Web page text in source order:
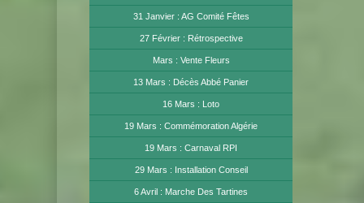
31 Janvier : AG Comité Fêtes
27 Février : Rétrospective
Mars : Vente Fleurs
13 Mars : Décès Abbé Panier
16 Mars : Loto
19 Mars : Commémoration Algérie
19 Mars : Carnaval RPI
29 Mars : Installation Conseil
6 Avril : Marche Des Tartines